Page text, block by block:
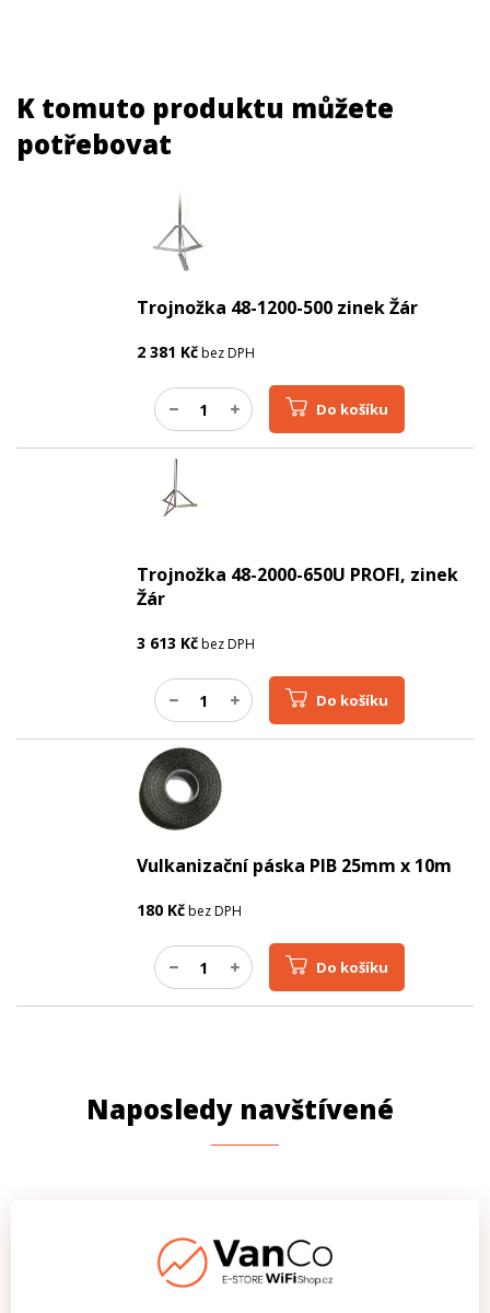
K tomuto produktu můžete
potřebovat
Trojnožka 48-1200-500 zinek Žár
2 381 Kčbez DPH
Do košíku
Trojnožka 48-2000-650U PROFI, zinek
Žár
3 613 Kčbez DPH
Do košíku
Vulkanizační páska PIB 25mm x 10m
180 Kčbez DPH
Do košíku
Naposledy navštívené